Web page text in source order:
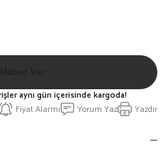
Fiyat Alarmı Yorum Yaz Yazdır
aynı gün içerisinde kargoda!